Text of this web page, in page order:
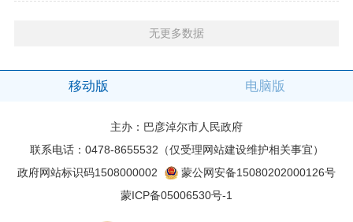
无更多数据
移动版 电脑版
主办：巴彦淖尔市人民政府
联系电话：0478-8655532（仅受理网站建设维护相关事宜）
政府网站标识码1508000002
蒙公网安备15080202000126号
蒙ICP备05006530号-1